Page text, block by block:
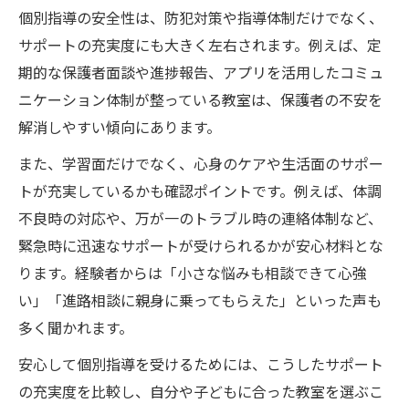
個別指導の安全性は、防犯対策や指導体制だけでなく、
サポートの充実度にも大きく左右されます。例えば、定
期的な保護者面談や進捗報告、アプリを活用したコミュ
ニケーション体制が整っている教室は、保護者の不安を
解消しやすい傾向にあります。
また、学習面だけでなく、心身のケアや生活面のサポー
トが充実しているかも確認ポイントです。例えば、体調
不良時の対応や、万が一のトラブル時の連絡体制など、
緊急時に迅速なサポートが受けられるかが安心材料とな
ります。経験者からは「小さな悩みも相談できて心強
い」「進路相談に親身に乗ってもらえた」といった声も
多く聞かれます。
安心して個別指導を受けるためには、こうしたサポート
の充実度を比較し、自分や子どもに合った教室を選ぶこ